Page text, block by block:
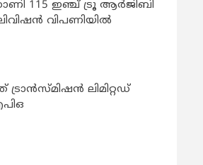
115 ഇഞ്ച് ട്രൂ ആർജിബി
വിപണിയിൽ
ലിമിറ്റഡ്